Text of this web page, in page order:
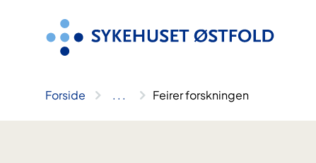
Forside .. . Feirer forskningen